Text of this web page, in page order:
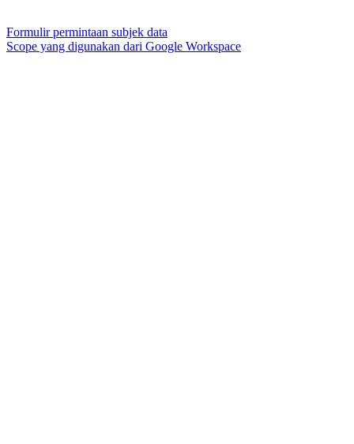
Formulir permintaan subjek data
Scope yang digunakan dari Google Workspace